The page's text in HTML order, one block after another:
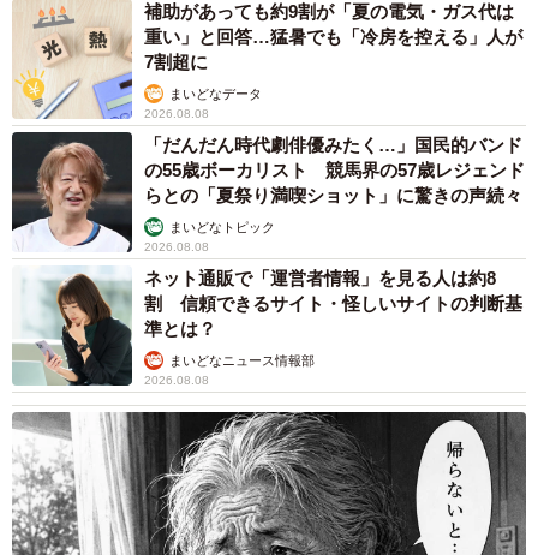
補助があっても約9割が「夏の電気・ガス代は
重い」と回答…猛暑でも「冷房を控える」人が
7割超に
まいどなデータ
2026.08.08
「だんだん時代劇俳優みたく…」国民的バンド
の55歳ボーカリスト 競馬界の57歳レジェンド
らとの「夏祭り満喫ショット」に驚きの声続々
まいどなトピック
2026.08.08
ネット通販で「運営者情報」を見る人は約8
割 信頼できるサイト・怪しいサイトの判断基
準とは？
まいどなニュース情報部
2026.08.08